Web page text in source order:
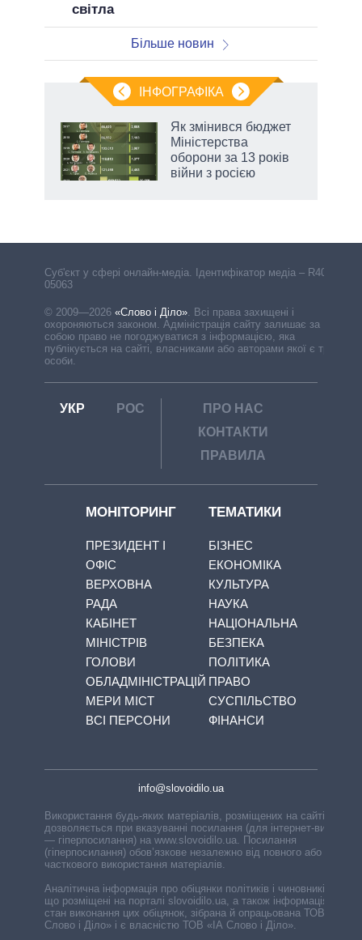
світла
Більше новин
ІНФОГРАФІКА
Як змінився бюджет
Міністерства
оборони за 13 років
війни з росією
Cуб'єкт у сфері онлайн-медіа. Ідентифікатор медіа – R40-
05063
© 2009—2026 «Слово і Діло»
Всі права захищені і
охороняються законом. Адміністрація сайту залишає за
собою право не погоджуватися з інформацією, яка
публікується на сайті, власниками або авторами якої є треті
особи.
УКР РОС
ПРО НАС
КОНТАКТИ
ПРАВИЛА
МОНІТОРИНГ
ПРЕЗИДЕНТ І
ОФІС
ВЕРХОВНА
РАДА
КАБІНЕТ
МІНІСТРІВ
ГОЛОВИ
ОБЛАДМІНІСТРАЦІЙ
МЕРИ МІСТ
ВСІ ПЕРСОНИ
ТЕМАТИКИ
БІЗНЕС
ЕКОНОМІКА
КУЛЬТУРА
НАУКА
НАЦІОНАЛЬНА
БЕЗПЕКА
ПОЛІТИКА
ПРАВО
СУСПІЛЬСТВО
ФІНАНСИ
info@slovoidilo.ua
Використання будь-яких матеріалів, розміщених на сайті,
дозволяється при вказуванні посилання (для інтернет-видань
— гіперпосилання) на www.slovoidilo.ua. Посилання
(гіперпосилання) обов’язкове незалежно від повного або
часткового використання матеріалів.
Аналітична інформація про обіцянки політиків і чиновників,
що розміщені на порталі slovoidilo.ua, а також інформація про
стан виконання цих обіцянок, зібрана й опрацьована ТОВ «ІА
Слово і Діло» і є власністю ТОВ «ІА Слово і Діло».